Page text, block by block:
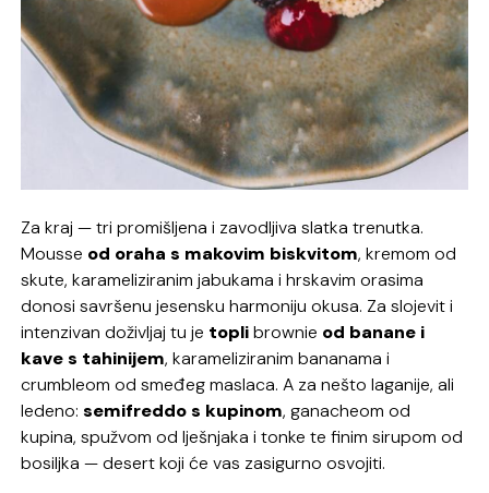
Za kraj — tri promišljena i zavodljiva slatka trenutka.
Mousse od oraha s makovim biskvitom, kremom od
skute, karameliziranim jabukama i hrskavim orasima
donosi savršenu jesensku harmoniju okusa. Za slojevit i
intenzivan doživljaj tu je toplibrownie od banane i
kave s tahinijem, karameliziranim bananama i
crumbleom od smeđeg maslaca. A za nešto laganije, ali
ledeno:semifreddo s kupinom,ganacheom od
kupina, spužvom od lješnjaka i tonke te finim sirupom od
bosiljka — desert koji će vas zasigurno osvojiti.